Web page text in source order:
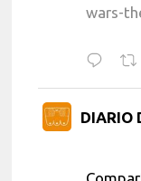
wars-
DIARIO